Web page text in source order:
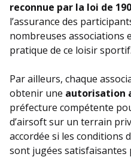
reconnue par la loi de
l’assurance des
nombreuses associations
pratique de ce loisir sportif.
Par ailleurs, chaque
obtenir une autorisation
préfecture compétente
d’airsoft sur un terrain
accordée si les conditions
sont jugées satisfaisantes